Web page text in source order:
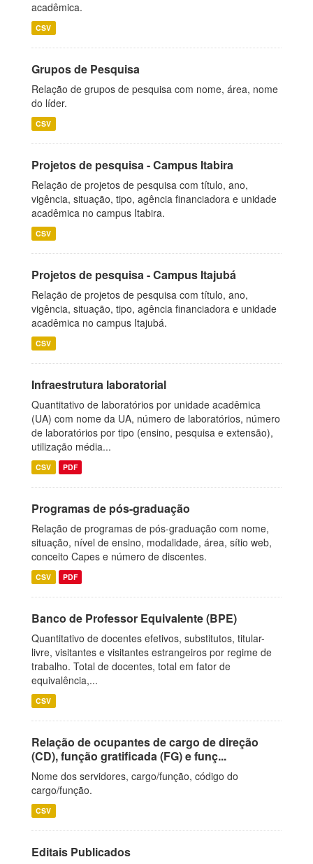
acadêmica.
CSV
Grupos de Pesquisa
Relação de grupos de pesquisa com nome, área, nome
do líder.
CSV
Projetos de pesquisa - Campus Itabira
Relação de projetos de pesquisa com título, ano,
vigência, situação, tipo, agência financiadora e unidade
acadêmica no campus Itabira.
CSV
Projetos de pesquisa - Campus Itajubá
Relação de projetos de pesquisa com título, ano,
vigência, situação, tipo, agência financiadora e unidade
acadêmica no campus Itajubá.
CSV
Infraestrutura laboratorial
Quantitativo de laboratórios por unidade acadêmica
(UA) com nome da UA, número de laboratórios, número
de laboratórios por tipo (ensino, pesquisa e extensão),
utilização média...
CSV PDF
Programas de pós-graduação
Relação de programas de pós-graduação com nome,
situação, nível de ensino, modalidade, área, sítio web,
conceito Capes e número de discentes.
CSV PDF
Banco de Professor Equivalente (BPE)
Quantitativo de docentes efetivos, substitutos, titular-
livre, visitantes e visitantes estrangeiros por regime de
trabalho. Total de docentes, total em fator de
equivalência,...
CSV
Relação de ocupantes de cargo de direção
(CD), função gratificada (FG) e funç...
Nome dos servidores, cargo/função, código do
cargo/função.
CSV
Editais Publicados